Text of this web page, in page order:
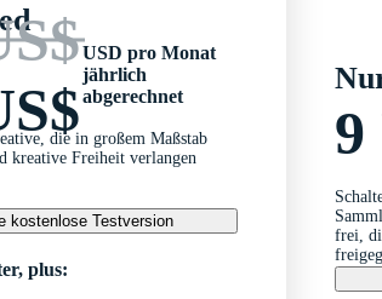
USD pro Monat
jährlich
abgerechnet
die in großem Maßstab
kreative Freiheit verlangen
kostenlose Testversion
plus:
9
frei,